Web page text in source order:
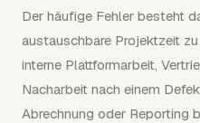
Der häufige Fehler besteht
austauschbare Projektzeit
interne Plattformarbeit,
Nacharbeit nach einem
Abrechnung oder Reporting